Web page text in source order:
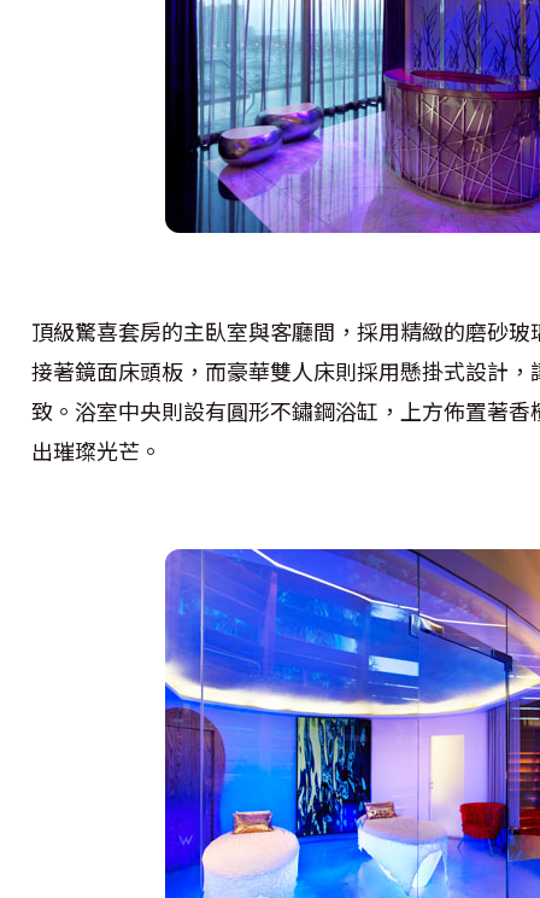
頂級驚喜套房的主臥室與客廳間，採用精緻的磨砂
接著鏡面床頭板，而豪華雙人床則採用懸掛式設計
致。浴室中央則設有圓形不鏽鋼浴缸，上方佈置著
出璀璨光芒。